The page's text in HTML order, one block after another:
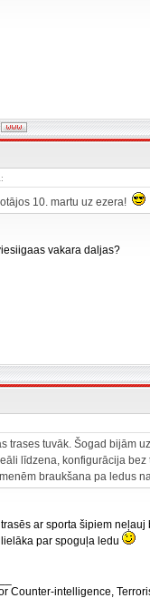
10. martu uz ezera!
vakara daljas?
trases tuvāk. Šogad bijām
līdzena, konfigurācija
braukšana pa ledus
ar sporta šipiem
par spoguļa ledu
Counter-intelligence,